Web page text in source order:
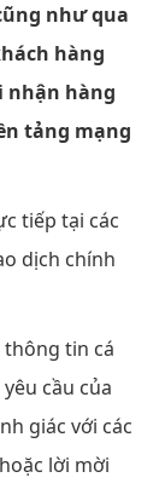
như qua
hàng
nhận hàng
tảng mạng
tiếp tại các
dịch chính
tin cá
cầu của
giác với các
lời mời